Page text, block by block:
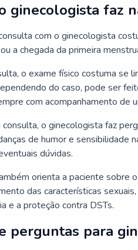
ginecologista faz
com o ginecologista
a chegada da primeira
o exame físico costuma se
do caso, pode ser
com acompanhamento de
consulta, o ginecologista faz
de humor e sensibilidade
dúvidas.
orienta a paciente sobre
das características
e a proteção contra DSTs.
perguntas para